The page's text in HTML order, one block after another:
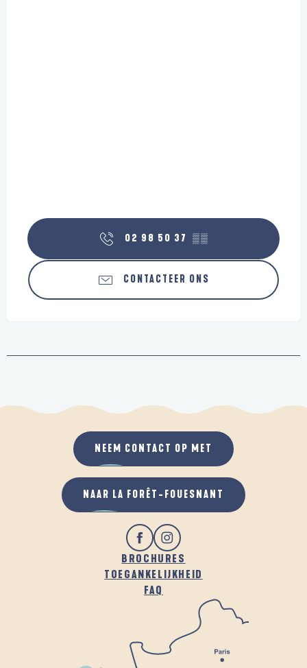
02 98 50 37 ▒▒
CONTACTEER ONS
BROCHURES
TOEGANKELIJKHEID
FAQ
NEEM CONTACT OP MET
NAAR LA FORÊT-FOUESNANT